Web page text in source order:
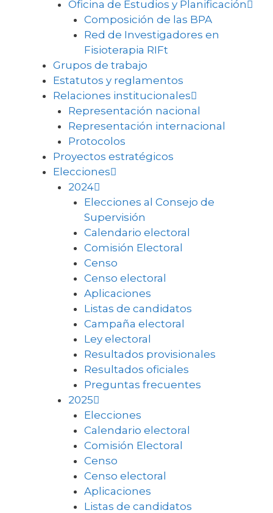
Oficina de Estudios y Planificación
Composición de las BPA
Red de Investigadores en
Fisioterapia RIFt
Grupos de trabajo
Estatutos y reglamentos
Relaciones institucionales
Representación nacional
Representación internacional
Protocolos
Proyectos estratégicos
Elecciones
2024
Elecciones al Consejo de
Supervisión
Calendario electoral
Comisión Electoral
Censo
Censo electoral
Aplicaciones
Listas de candidatos
Campaña electoral
Ley electoral
Resultados provisionales
Resultados oficiales
Preguntas frecuentes
2025
Elecciones
Calendario electoral
Comisión Electoral
Censo
Censo electoral
Aplicaciones
Listas de candidatos